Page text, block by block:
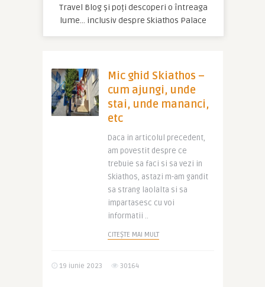
Travel Blog și poți descoperi o întreaga
lume… inclusiv despre Skiathos Palace
Mic ghid Skiathos –
cum ajungi, unde
stai, unde mananci,
etc
Daca in articolul precedent,
am povestit despre ce
trebuie sa faci si sa vezi in
Skiathos, astazi m-am gandit
sa strang laolalta si sa
impartasesc cu voi
informatii ..
CITEȘTE MAI MULT
19 iunie 2023 30164